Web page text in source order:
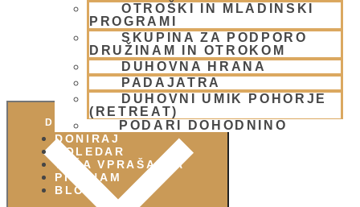
OTROŠKI IN MLADINSKI
PROGRAMI
SKUPINA ZA PODPORO
DRUŽINAM IN OTROKOM
DUHOVNA HRANA
PADAJATRA
DUHOVNI UMIK POHORJE
(RETREAT)
PODARI DOHODNINO
DONIRAJ
KOLEDAR
VAŠA VPRAŠANJA
PIŠI NAM
BLOG
DODAJ V KOLEDAR